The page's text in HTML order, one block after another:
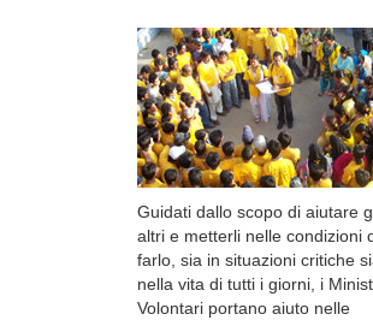
Guidati dallo scopo di aiutare
altri e metterli nelle condizioni
farlo, sia in situazioni critiche
nella vita di tutti i giorni, i
Volontari portano aiuto nelle